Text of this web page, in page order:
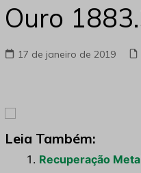
Ouro
17 de janeiro de 2019
Leia Também:
Recuperação